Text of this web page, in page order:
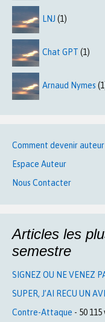
LNJ (1)
Chat GPT (1)
Arnaud Nymes
Comment devenir auteur
Espace Auteur
Nous Contacter
Articles les
semestre
SIGNEZ OU NE VENEZ
SUPER, J’AI RECU UN
Contre-Attaque - 50 115